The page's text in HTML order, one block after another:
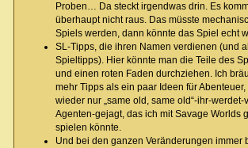
Proben… Da steckt irgendwas drin. Es
überhaupt nicht raus. Das müsste
Spiels werden, dann könnte das Spiel echt
SL-Tipps, die ihren Namen verdienen (und
Spieltipps). Hier könnte man die Teile des
und einen roten Faden durchziehen. Ich
mehr Tipps als ein paar Ideen für
wieder nur „same old, same old“-ihr-werdet-
Agenten-gejagt, das ich mit Savage Worlds
spielen könnte.
Und bei den ganzen Veränderungen immer